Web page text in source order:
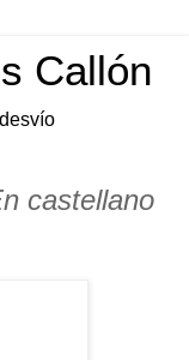
Callón
castellano